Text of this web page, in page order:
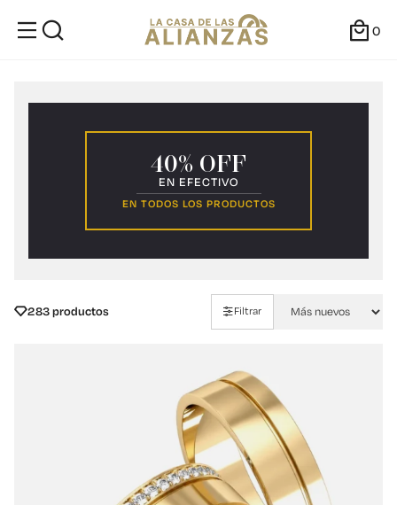
0
40% OFF
EN EFECTIVO
EN TODOS LOS PRODUCTOS
283 productos Filtrar